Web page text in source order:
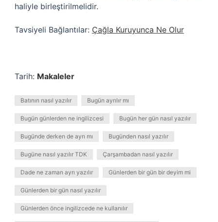
haliyle birleştirilmelidir.
Tavsiyeli Bağlantılar: Çağla Kuruyunca Ne Olur
Tarih: Makaleler
Batının nasıl yazılır Bugün ayrılır mı
Bugün günlerden ne ingilizcesi Bugün her gün nasıl yazılır
Bugünde derken de ayrı mı Bugünden nasıl yazılır
Bugüne nasıl yazılır TDK Çarşambadan nasıl yazılır
Dade ne zaman ayrı yazılır Günlerden bir gün bir deyim mi
Günlerden bir gün nasıl yazılır
Günlerden önce ingilizcede ne kullanılır